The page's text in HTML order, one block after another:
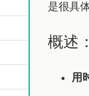
是很具
概述：
用